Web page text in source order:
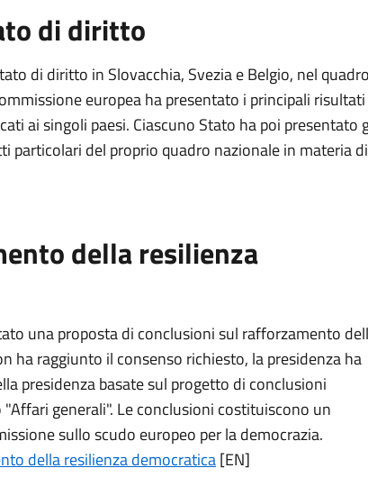
di diritto
di diritto in Slovacchia, Svezia e Belgio, nel
europea ha presentato i principali risultati
ai singoli paesi. Ciascuno Stato ha poi presentato
particolari del proprio quadro nazionale in materia di
della resilienza
una proposta di conclusioni sul rafforzamento
ha raggiunto il consenso richiesto, la presidenza ha
presidenza basate sul progetto di conclusioni
generali". Le conclusioni costituiscono un
sullo scudo europeo per la democrazia.
della resilienza democratica[EN]